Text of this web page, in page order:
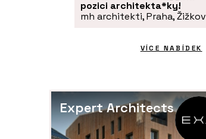
pozici architekta*ky!
mh architekti, Praha, Žižkov
VÍCE NABÍDEK
Expert Architects